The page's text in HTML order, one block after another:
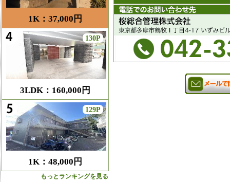
1K：37,000円
3LDK：160,000円
130P
1K：48,000円
129P
もっとランキングを見る